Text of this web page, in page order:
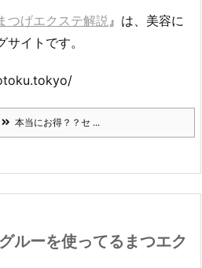
つげエクステ解説 』は、美容に
イトです。
本当にお得？？セ ...
ルーを使ってるまつエク